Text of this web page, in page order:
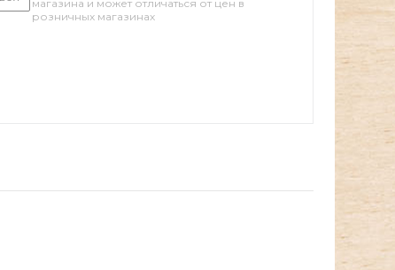
магазина и может отличаться от цен в
розничных магазинах